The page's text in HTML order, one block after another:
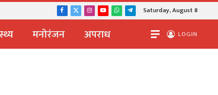
Facebook
X
Instagram
YouTubeWhatsApp
TelegramSaturday, August 8
मनोरंजन अपराध LOGIN